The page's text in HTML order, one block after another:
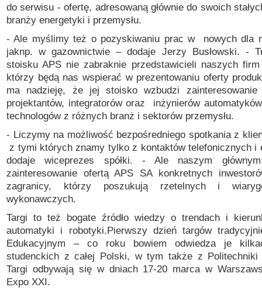
do serwisu - ofertę, adresowaną głównie do swoich
branży energetyki i przemysłu.
- Ale myślimy też o pozyskiwaniu prac w nowych dla
jaknp. w gazownictwie – dodaje Jerzy Busłowski. -
stoisku APS nie zabraknie przedstawicieli naszych firm
którzy będą nas wspierać w prezentowaniu oferty
ma nadzieję, że jej stoisko wzbudzi zainteresowanie
projektantów, integratorów oraz inżynierów
technologów z różnych branż i sektorów przemysłu.
- Liczymy na możliwość bezpośredniego spotkania z
z tymi których znamy tylko z kontaktów telefonicznych i
dodaje wiceprezes spółki. - Ale naszym
zainteresowanie ofertą APS SA konkretnych
zagranicy, którzy poszukują
rzetelnych i
wykonawczych.
Targi to też bogate źródło wiedzy o trendach i
automatyki i robotyki.Pierwszy dzień targów
Edukacyjnym – co roku bowiem odwiedza je
studenckich z całej Polski, w tym także z Politechniki
Targi odbywają się w dniach 17-20 marca w
Expo XXI.